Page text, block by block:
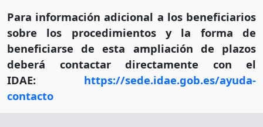
Para información adicional a los beneficiarios
sobre los procedimientos y la forma de
beneficiarse de esta ampliación de plazos
deberá contactar directamente con el
IDAE: https://sede.idae.gob.es/ayuda-
contacto